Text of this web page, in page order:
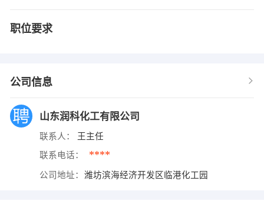
职位要求
公司信息
山东润科化工有限公司
联系人： 王主任
联系电话： ****
公司地址： 潍坊滨海经济开发区临港化工园